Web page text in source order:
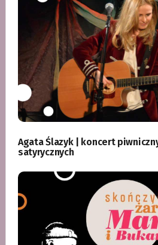
Agata Ślazyk | koncert
satyrycznych